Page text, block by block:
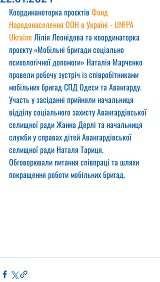
Координаноторка проєктів Фонд
Народонаселення ООН в Україні - UNFPA
Ukraine Лілія Леонідова та координаторка
проєкту «Мобільні бригади соціально
психологічної допомоги» Наталія Марченко
провели робочу зустріч із співробітниками
мобільних бригад СПД Одеси та Авангарду.
Участь у засіданні прийняли начальниця
відділу соціального захисту Авангардівської
селищної ради Жанна Дерлі та начальниця
служби у справах дітей Авангардівської
селищної ради Наталя Тариця.
Обговорювали питання співпраці та шляхи
покращення роботи мобільних бригад.